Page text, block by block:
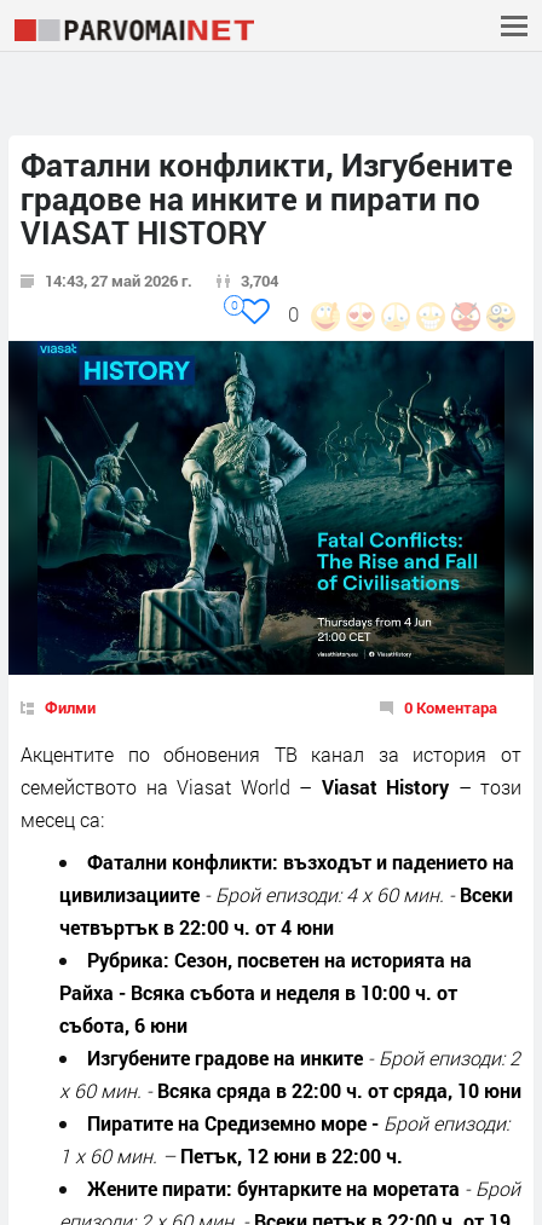
Фатални конфликти, Изгубените
градове на инките и пирати по
VIASAT HISTORY
14:43, 27 май 2026 г. 3,704
0
0
Филми 0 Коментара
Акцентите по обновения ТВ канал за история от
семейството на Viasat World – Viasat History – този
месец са:
Фатални конфликти: възходът и падението на
цивилизациите -Брой епизоди: 4 x 60 мин. -Всеки
четвъртък в 22:00 ч. от 4 юни
Рубрика: Сезон, посветен на историята на
Райха - Всяка събота и неделя в 10:00 ч. от
събота,6 юни
Изгубените градове на инките -Брой епизоди: 2
x 60 мин. -Всяка сряда в 22:00 ч. от сряда, 10 юни
Пиратите на Средиземно море- Брой епизоди:
1 x 60 мин. –Петък, 12 юни в 22:00 ч.
Жените пирати: бунтарките на моретата -Брой